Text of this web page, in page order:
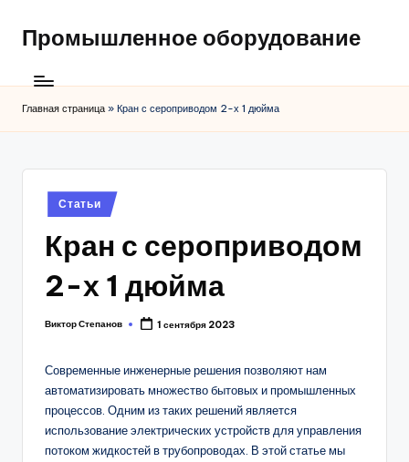
Промышленное оборудование
Главная страница » Кран с сероприводом 2-х 1 дюйма
Posted
in
Статьи
Кран с сероприводом
2-х 1 дюйма
Posted
Виктор Степанов 1 сентября 2023
Современные инженерные решения позволяют нам
автоматизировать множество бытовых и промышленных
процессов. Одним из таких решений является
использование электрических устройств для управления
потоком жидкостей в трубопроводах. В этой статье мы